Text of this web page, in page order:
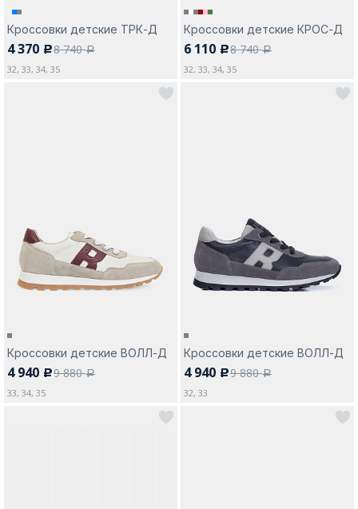
Кроссовки детские ТРК-Д
4 370 c8 740a
32, 33, 34, 35
Кроссовки детские КРОС-Д
6 110 c8 740a
32, 33, 34, 35
Кроссовки детские ВОЛЛ-Д
4 940 c9 880a
33, 34, 35
Кроссовки детские ВОЛЛ-Д
4 940 c9 880a
32, 33